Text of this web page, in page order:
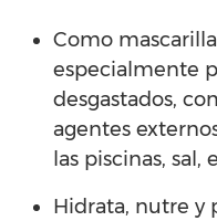
Como
especialmente
desgastados,
agentes
las piscinas, sal,
Hidrata, nutre y